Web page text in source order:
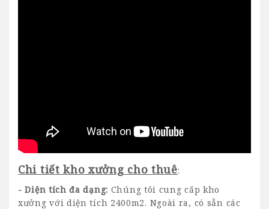
Chi tiết kho xưởng cho thuê:
- Diện tích đa dạng: Chúng tôi cung cấp kho
xưởng với diện tích 2400m2. Ngoài ra, có sẵn các